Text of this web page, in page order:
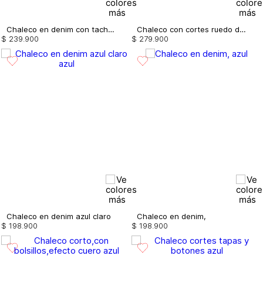
Chaleco en denim con taches
$ 239.900
Chaleco con cortes ruedo desflecado
$ 279.900
Chaleco en denim azul claro
$ 198 900
Chaleco en denim,
$ 198 900